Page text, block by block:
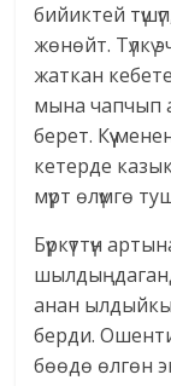
бийиктей
жөнөйт. Түлкү
жаткан
мына чапчып
берет. Күү
кетерде
мүрт өлүмгө
Бүркүттүн
анан
берди. Ошентип
бөөдө өлгөн